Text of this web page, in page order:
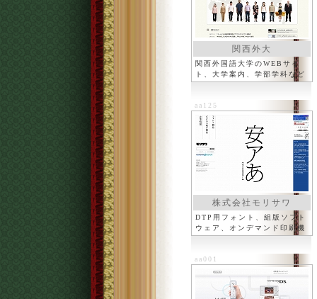
関西外大
関西外国語大学のWEBサイ
ト、大学案内、学部学科など
aa125
株式会社モリサワ
DTP用フォント、組版ソフト
ウェア、オンデマンド印刷機
など
aa001